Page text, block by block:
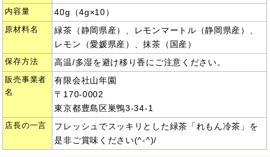
内容量 40g（4g×10）
原材料名
緑茶（静岡県産）、レモンマートル（静岡県産）、
レモン（愛媛県産）、抹茶（国産）
保存方法 高温/多湿を避け移り香にご注意ください。
販売事業者
名
有限会社山年園
〒170-0002
東京都豊島区巣鴨3-34-1
店長の一言
フレッシュでスッキリとした緑茶「れもん冷茶」を
是非ご賞味ください(^-^)/